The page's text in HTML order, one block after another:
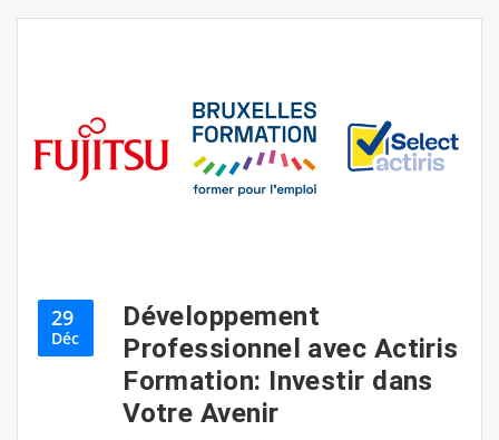
29
Déc
Développement
Professionnel avec Actiris
Formation: Investir dans
Votre Avenir